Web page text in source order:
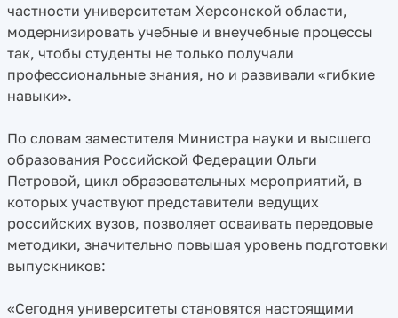
частности университетам Херсонской области,
модернизировать учебные и внеучебные процессы
так, чтобы студенты не только получали
профессиональные знания, но и развивали «гибкие
навыки».
По словам заместителя Министра науки и высшего
образования Российской Федерации Ольги
Петровой, цикл образовательных мероприятий, в
которых участвуют представители ведущих
российских вузов, позволяет осваивать передовые
методики, значительно повышая уровень подготовки
выпускников:
«Сегодня университеты становятся настоящими